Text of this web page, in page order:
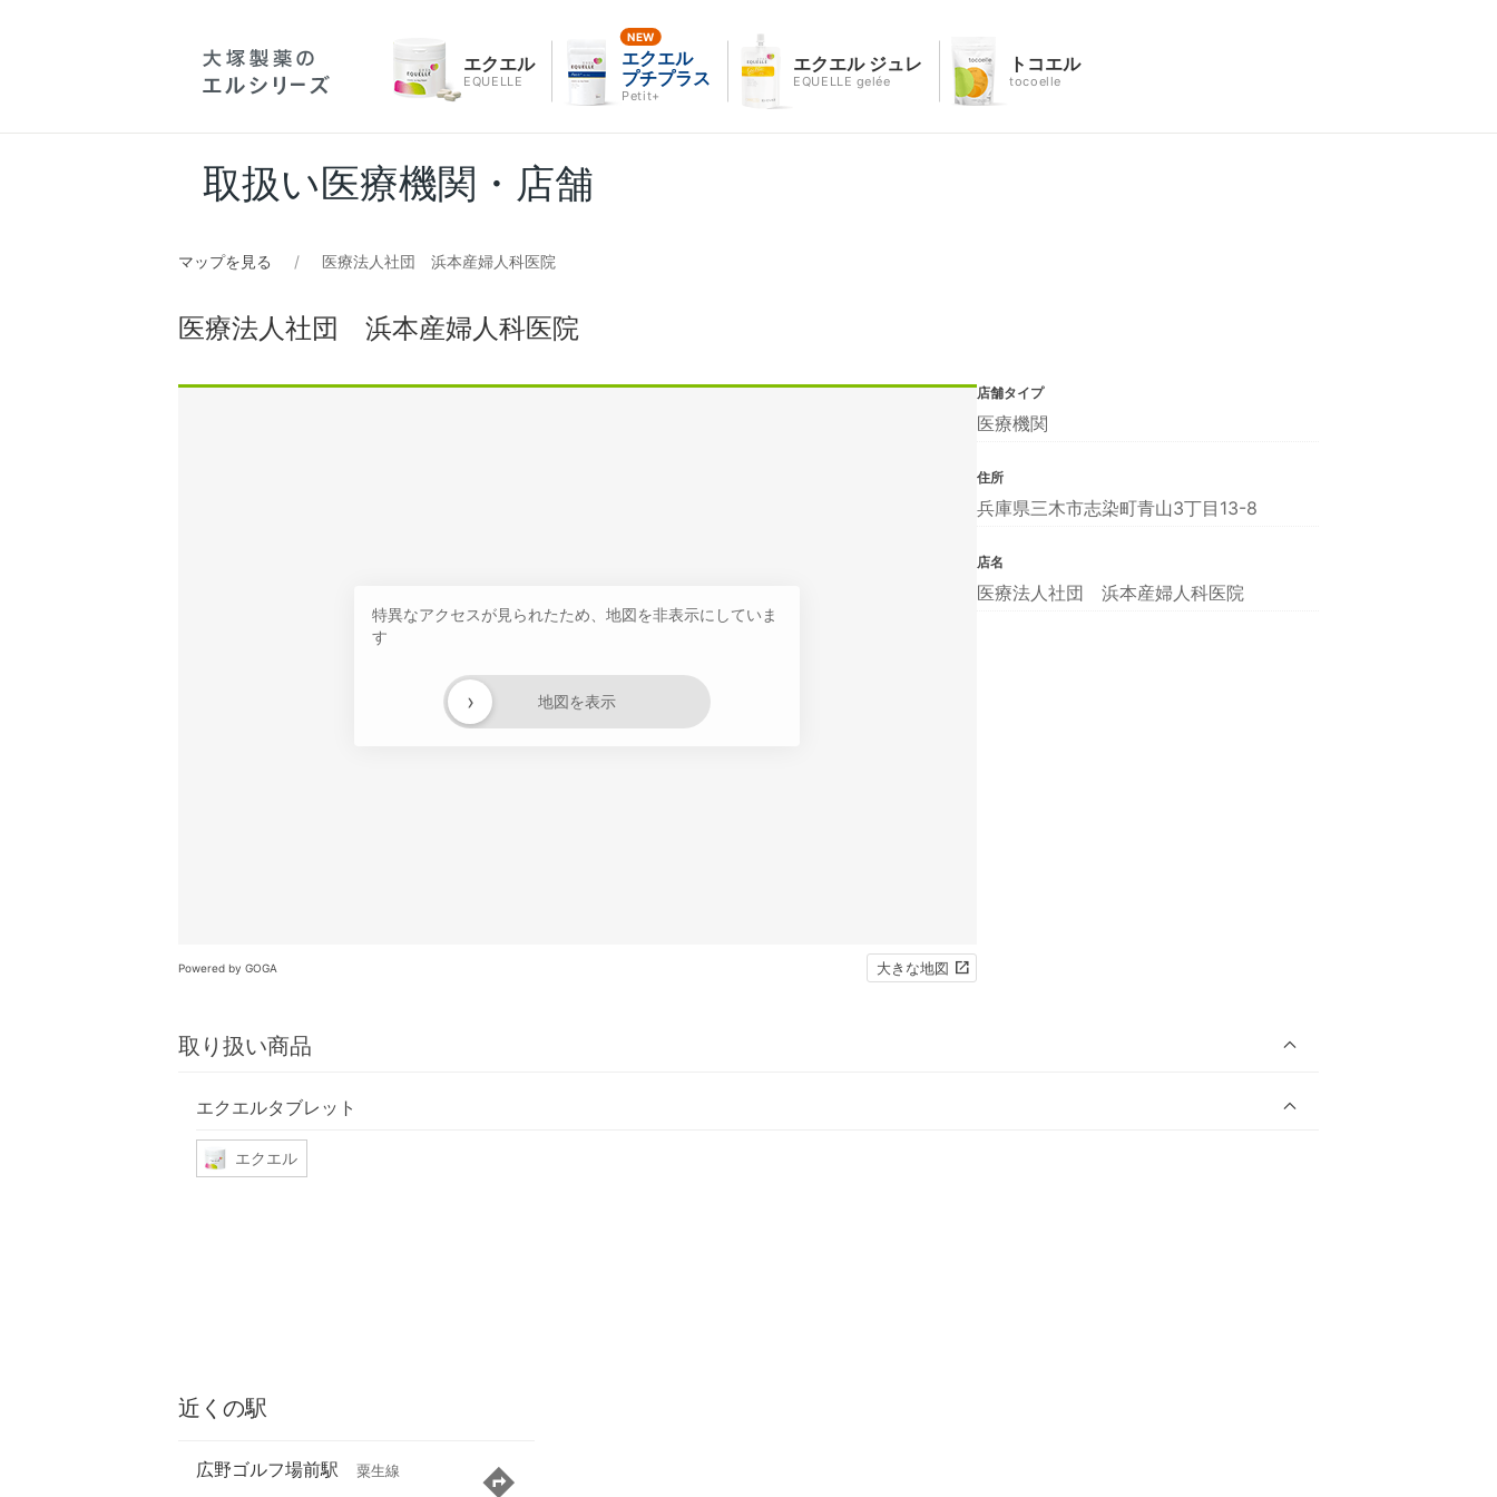
エクエル
EQUELLE
エクエル
プチプラス
Petit+
エクエル ジュレ
EQUELLE gelée
トコエル
tocoelle
取扱い医療機関・店舗
マップを見る 医療法人社団 浜本産婦人科医院
医療法人社団 浜本産婦人科医院
特異なアクセスが見られたため、地図を非表示にしていま
す
地図を表示
›
Powered by GOGA 大きな地図
取り扱い商品
エクエルタブレット
エクエル
店舗タイプ
医療機関
住所
兵庫県三木市志染町青山3丁目13-8
店名
医療法人社団 浜本産婦人科医院
近くの駅
広野ゴルフ場前駅 粟生線